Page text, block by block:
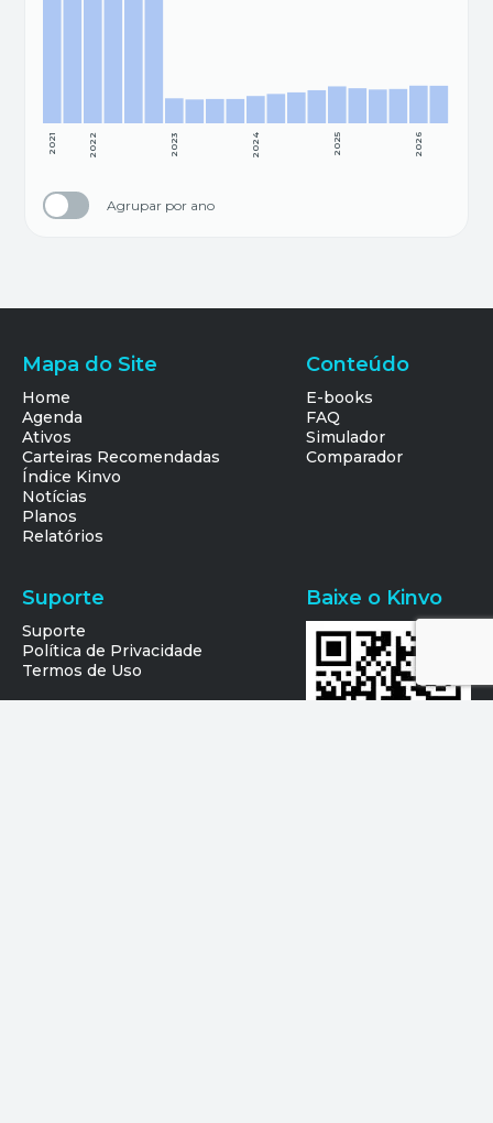
2026
2025
2024
2023
2022
2021
Agrupar por ano
Mapa do Site
Home
Agenda
Ativos
Carteiras Recomendadas
Índice Kinvo
Notícias
Planos
Relatórios
Conteúdo
E-books
FAQ
Simulador
Comparador
Suporte
Suporte
Política de Privacidade
Termos de Uso
Baixe o Kinvo